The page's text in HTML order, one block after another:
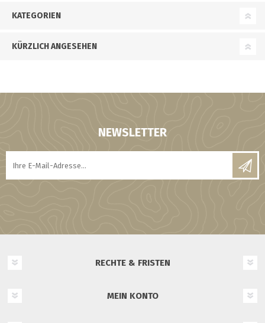
KATEGORIEN
KÜRZLICH ANGESEHEN
NEWSLETTER
RECHTE & FRISTEN
MEIN KONTO